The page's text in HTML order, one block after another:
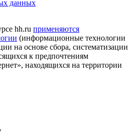
данных
hh.ru применяются
(информационные технологии
на основе сбора, систематизации
к предпочтениям
находящихся на территории